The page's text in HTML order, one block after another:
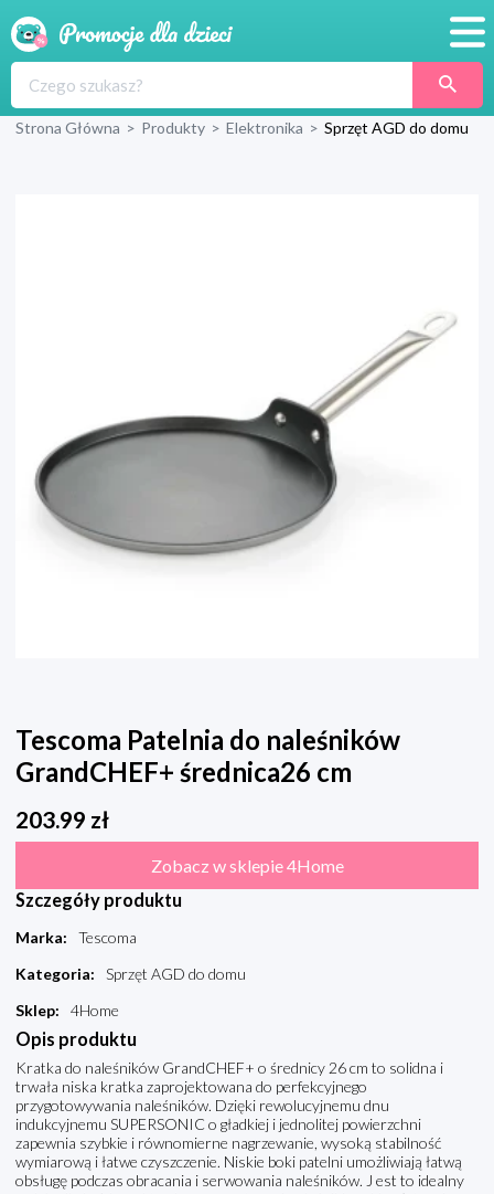
Produkty
Strona Główna > Produkty > Elektronika > Sprzęt AGD do domu
Tescoma Patelnia do naleśników
GrandCHEF+ średnica26 cm
203.99 zł
Zobacz w sklepie 4Home
Szczegóły produktu
Marka:
Tescoma
Kategoria:
Sprzęt AGD do domu
Sklep: 4Home
Opis produktu
Kratka do naleśników GrandCHEF+ o średnicy 26 cm to solidna i
trwała niska kratka zaprojektowana do perfekcyjnego
przygotowywania naleśników. Dzięki rewolucyjnemu dnu
indukcyjnemu SUPERSONIC o gładkiej i jednolitej powierzchni
zapewnia szybkie i równomierne nagrzewanie, wysoką stabilność
wymiarową i łatwe czyszczenie. Niskie boki patelni umożliwiają łatwą
obsługę podczas obracania i serwowania naleśników. J est to idealny